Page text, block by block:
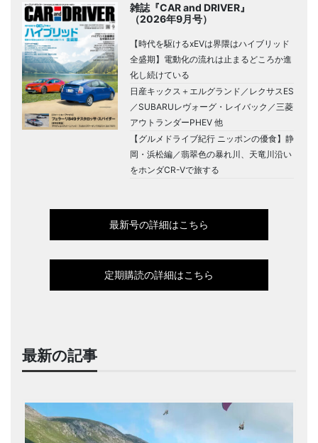
雑誌『CAR and DRIVER』
（2026年9月号）
【時代を駆けるxEVは界隈はハイブリッド
全盛期】電動化の流れは止まるどころか進
化し続けている
日産キックス＋エルグランド／レクサスES
／SUBARUレヴォーグ・レイバック／三菱
アウトランダーPHEV 他
【グルメドライブ紀行 ニッポンの優食】静
岡・浜松編／翡翠色の暴れ川、天竜川沿い
をホンダCR-Vで旅する
最新号の詳細はこちら
定期購読の詳細はこちら
最新の記事